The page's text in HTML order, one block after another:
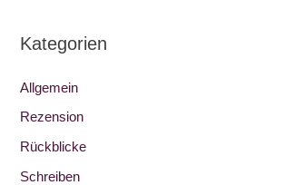
Kategorien
Allgemein
Rezension
Rückblicke
Schreiben